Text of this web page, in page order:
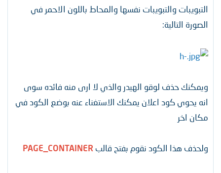
التبويبات والتبويبات نفسها والمحاط باللون الاحمر في
الصورة التالية:
ويمكنك حذف لوقو الهيدر والذي لا ارى منه فائده سوى
انه يحوي كود اعلان يمكنك الاستغناء عنه بوضع الكود في
مكان اخر
ولحذف هذا الكود نقوم بفتح قالب PAGE_CONTAINER